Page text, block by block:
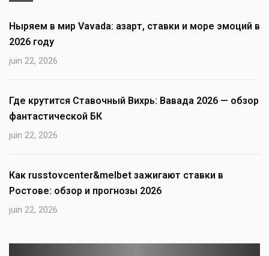
Ныряем в мир Vavada: азарт, ставки и море эмоций в
2026 году
juin 22, 2026
Где крутится Ставочный Вихрь: Вавада 2026 — обзор
фантастической БК
juin 22, 2026
Как russtovcenter&melbet зажигают ставки в
Ростове: обзор и прогнозы 2026
juin 22, 2026